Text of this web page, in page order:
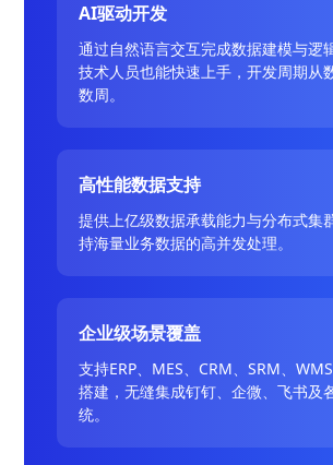
AI驱动开发
通过自然语言交互完成数据建模与逻
技术人员也能快速上手，开发周期从
数周。
高性能数据支持
提供上亿级数据承载能力与分布式集
持海量业务数据的高并发处理。
企业级场景覆盖
支持ERP、MES、CRM、SRM、
搭建，无缝集成钉钉、企微、飞书及
统。